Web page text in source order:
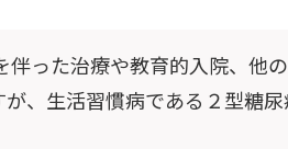
伴った治療や教育的入院、
、生活習慣病である２型糖